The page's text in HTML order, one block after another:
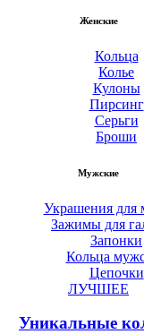
Женские
Кольца
Колье
Кулоны
Пирсинг
Серьги
Броши
Мужские
Украшения для
Зажимы для
Запонки
Кольца
Цепочки
ЛУЧШЕЕ
Уникальные